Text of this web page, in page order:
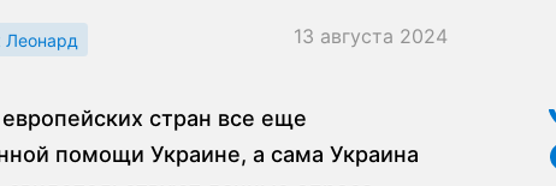
Леонард 13 августа 2024
стран все еще
помощи Украине, а сама Украина